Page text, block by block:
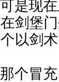
是现在
剑堡
以剑
个冒充